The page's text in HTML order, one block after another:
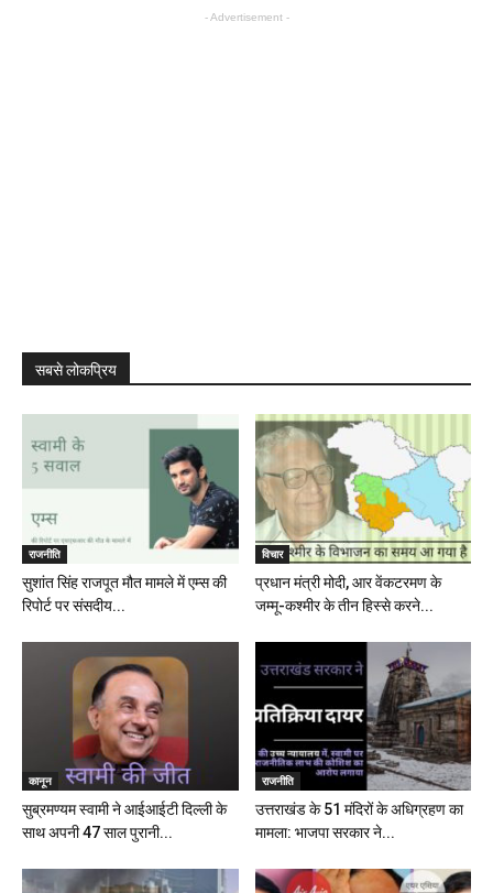
- Advertisement -
सबसे लोकप्रिय
राजनीति
सुशांत सिंह राजपूत मौत मामले में एम्स की
रिपोर्ट पर संसदीय...
विचार
प्रधान मंत्री मोदी, आर वेंकटरमण के
जम्मू-कश्मीर के तीन हिस्से करने...
कानून
सुब्रमण्यम स्वामी ने आईआईटी दिल्ली के
साथ अपनी 47 साल पुरानी...
राजनीति
उत्तराखंड के 51 मंदिरों के अधिग्रहण का
मामला: भाजपा सरकार ने...